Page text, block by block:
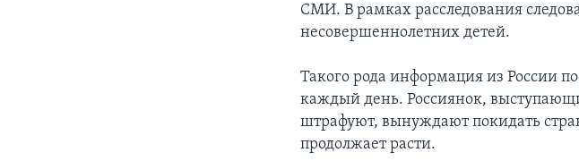
СМИ. В рамках расследования
несовершеннолетних детей.
Такого рода информация из России
каждый день. Россиянок,
штрафуют, вынуждают покидать
продолжает расти.